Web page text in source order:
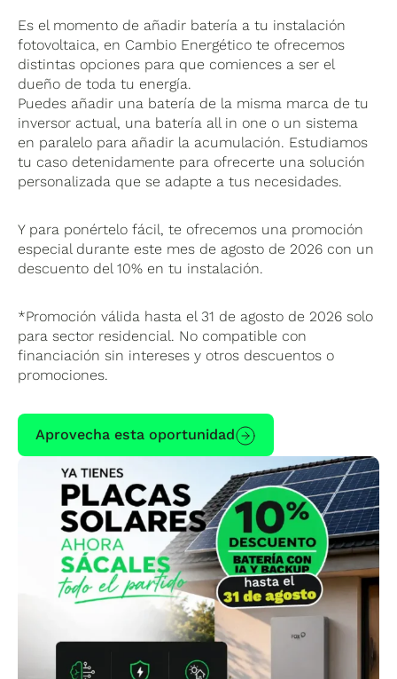
Es el momento de añadir batería a tu instalación
fotovoltaica, en Cambio Energético te ofrecemos
distintas opciones para que comiences a ser el
dueño de toda tu energía.
Puedes añadir una batería de la misma marca de tu
inversor actual, una batería all in one o un sistema
en paralelo para añadir la acumulación. Estudiamos
tu caso detenidamente para ofrecerte una solución
personalizada que se adapte a tus necesidades.
Y para ponértelo fácil, te ofrecemos una promoción
especial durante este mes de agosto de 2026 con un
descuento del 10% en tu instalación.
*Promoción válida hasta el 31 de agosto de 2026 solo
para sector residencial. No compatible con
financiación sin intereses y otros descuentos o
promociones.
Aprovecha esta oportunidad